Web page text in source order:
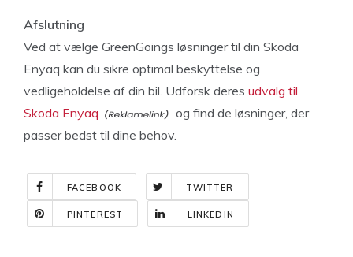
Afslutning
Ved at vælge GreenGoings løsninger til din Skoda
Enyaq kan du sikre optimal beskyttelse og
vedligeholdelse af din bil. Udforsk deres udvalg til
Skoda Enyaq
og find de løsninger, der
passer bedst til dine behov.
FACEBOOK TWITTER
PINTEREST LINKEDIN